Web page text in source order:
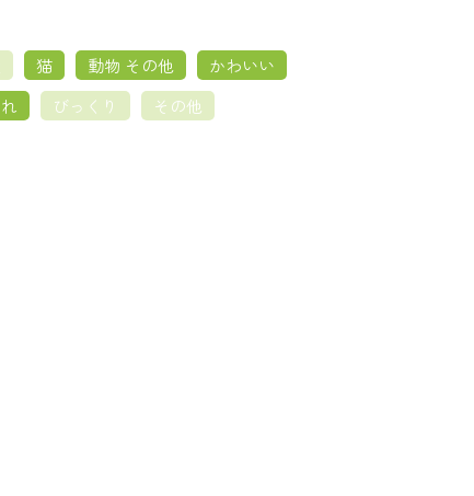
猫 動物 その他
かわいい
びっくり その他